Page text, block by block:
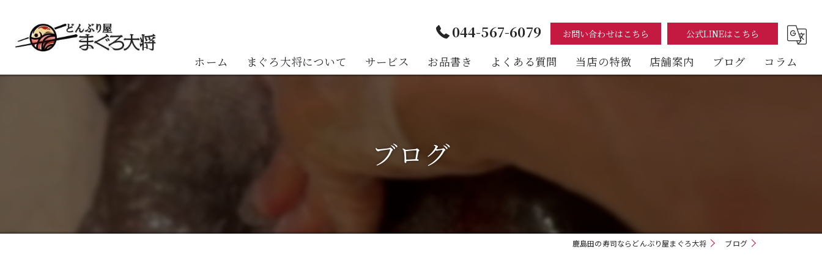
044-567-6079 お問い合わせはこちら 公式LINEはこちら
ホーム まぐろ大将について サービス お品書き よくある質問 当店の特徴
イートイン
デリバリー
店舗案内 ブログ コラム
ブログ
鹿島田の寿司ならどんぶり屋まぐろ大将 ブログ